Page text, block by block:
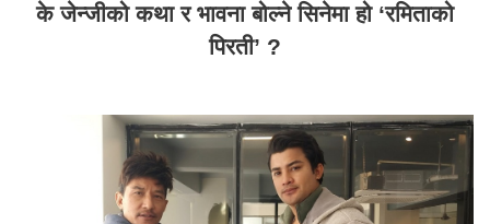
के जेन्जीको कथा र भावना बोल्ने सिनेमा हो ‘रमिताको
पिरती’ ?